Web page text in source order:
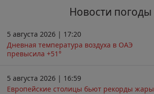
Новости погоды
5 августа 2026 | 17:20
Дневная температура воздуха в ОАЭ
превысила +51°
5 августа 2026 | 16:59
Европейские столицы бьют рекорды жары